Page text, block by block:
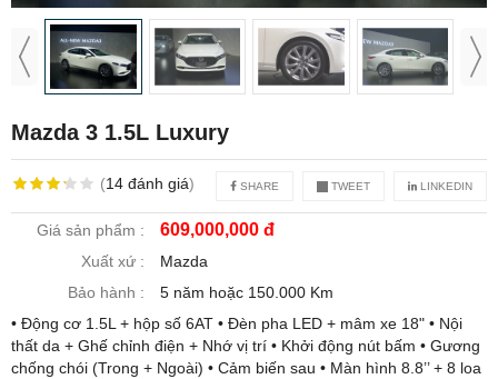
Mazda 3 1.5L Luxury
(14 đánh giá) SHARE TWEET LINKEDIN
Giá sản phẩm : 609,000,000 đ
Xuất xứ :
Mazda
Bảo hành :
5 năm hoặc 150.000 Km
• Động cơ 1.5L + hộp số 6AT • Đèn pha LED + mâm xe 18" • Nội
thất da + Ghế chỉnh điện + Nhớ vị trí • Khởi động nút bấm • Gương
chống chói (Trong + Ngoài) • Cảm biến sau • Màn hình 8.8’’ + 8 loa